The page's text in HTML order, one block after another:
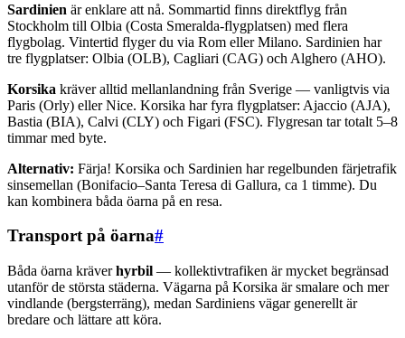
Sardinien är enklare att nå. Sommartid finns direktflyg från
Stockholm till Olbia (Costa Smeralda-flygplatsen) med flera
flygbolag. Vintertid flyger du via Rom eller Milano. Sardinien har
tre flygplatser: Olbia (OLB), Cagliari (CAG) och Alghero (AHO).
Korsika kräver alltid mellanlandning från Sverige — vanligtvis via
Paris (Orly) eller Nice. Korsika har fyra flygplatser: Ajaccio (AJA),
Bastia (BIA), Calvi (CLY) och Figari (FSC). Flygresan tar totalt 5–8
timmar med byte.
Alternativ: Färja! Korsika och Sardinien har regelbunden färjetrafik
sinsemellan (Bonifacio–Santa Teresa di Gallura, ca 1 timme). Du
kan kombinera båda öarna på en resa.
Transport på öarna#
Båda öarna kräverhyrbil — kollektivtrafiken är mycket begränsad
utanför de största städerna. Vägarna på Korsika är smalare och mer
vindlande (bergsterräng), medan Sardiniens vägar generellt är
bredare och lättare att köra.